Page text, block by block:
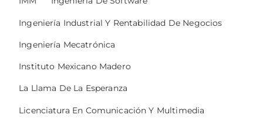
Ingeniería Industrial Y Rentabilidad De Negocios
Ingeniería Mecatrónica
Instituto Mexicano Madero
La Llama De La Esperanza
Licenciatura En Comunicación Y Multimedia